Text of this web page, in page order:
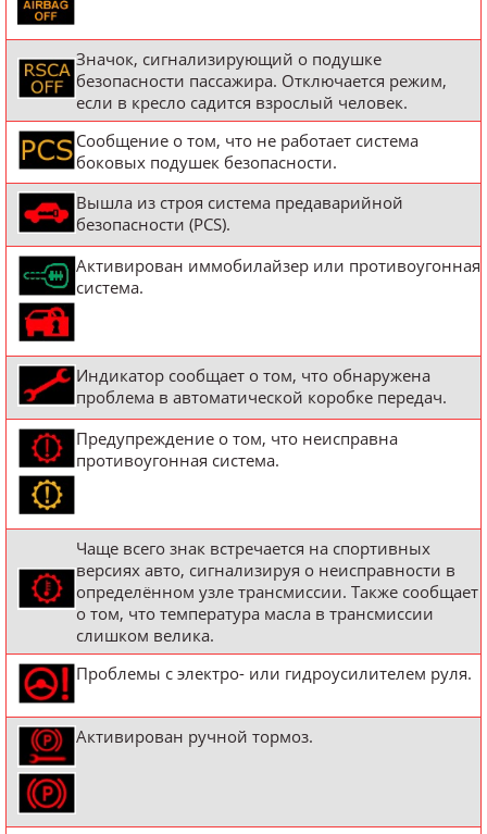
Значок, сигнализирующий о подушке
безопасности пассажира. Отключается режим,
если в кресло садится взрослый человек.
Сообщение о том, что не работает система
боковых подушек безопасности.
Вышла из строя система предаварийной
безопасности (PCS).
Активирован иммобилайзер или противоугонная
система.
Индикатор сообщает о том, что обнаружена
проблема в автоматической коробке передач.
Предупреждение о том, что неисправна
противоугонная система.
Чаще всего знак встречается на спортивных
версиях авто, сигнализируя о неисправности в
определённом узле трансмиссии. Также сообщает
о том, что температура масла в трансмиссии
слишком велика.
Проблемы с электро- или гидроусилителем руля.
Активирован ручной тормоз.